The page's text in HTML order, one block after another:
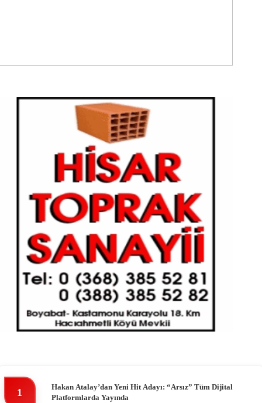
1
Hakan Atalay’dan Yeni Hit Adayı: “Arsız” Tüm Dijital
Platformlarda Yayında